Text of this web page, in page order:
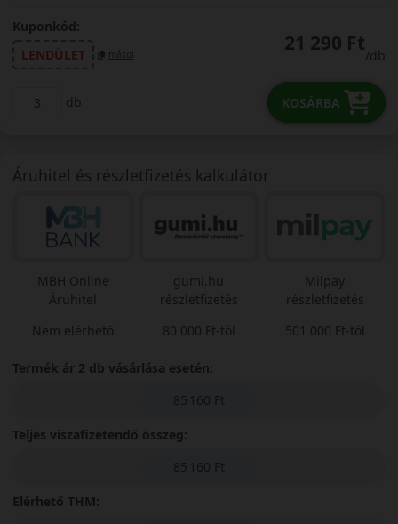
Kuponkód:
LENDÜLET
másol 21 290 Ft
/db
db KOSÁRBA
Áruhitel és részletfizetés kalkulátor
MBH Online
Áruhitel
Nem elérhető
gumi.hu
részletfizetés
80 000 Ft-tól
Milpay
részletfizetés
501 000 Ft-tól
Termék ár 2 db vásárlása esetén:
85 160 Ft
Teljes viszafizetendő összeg:
85 160 Ft
Elérhető THM: